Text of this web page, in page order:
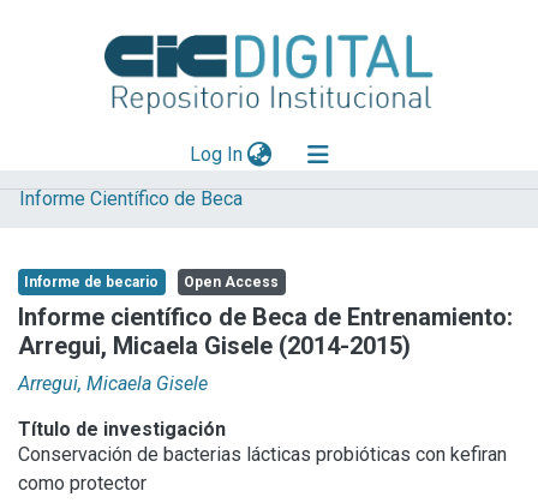
Log In(current)
Explorar
Aportar material
Statistics
Informe Científico de Beca
Informe de becario Open Access
Informe científico de Beca de Entrenamiento:
Arregui, Micaela Gisele (2014-2015)
Arregui, Micaela Gisele
Título de investigación
Conservación de bacterias lácticas probióticas con kefiran
como protector